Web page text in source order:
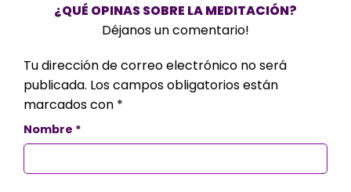
¿QUÉ OPINAS SOBRE LA MEDITACIÓN?
Déjanos un comentario!
Tu dirección de correo electrónico no será
publicada. Los campos obligatorios están
marcados con *
Nombre *